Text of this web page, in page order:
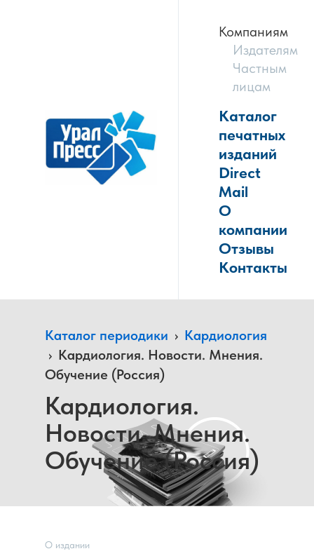
Компаниям
Издателям
Частным
лицам
Каталог
печатных
изданий
Direct
Mail
О
компании
Отзывы
Контакты
Каталог периодики › Кардиология
› Кардиология. Новости. Мнения.
Обучение (Россия)
Кардиология.
Новости. Мнения.
Обучение (Россия)
О издании